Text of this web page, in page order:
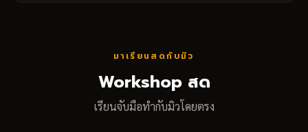
มาเรียนสดกับมิว
Workshop สด
เรียนจับมือทำกับมิวโดยตรง